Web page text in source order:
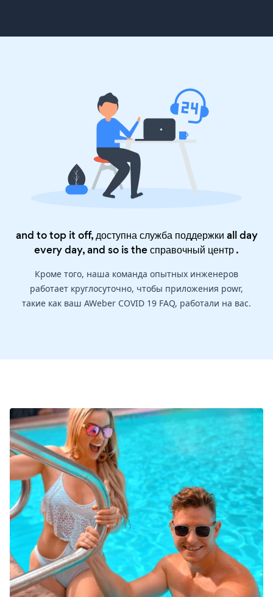
and to top it off, доступна служба поддержки all day
every day, and so is theсправочный центр.
Кроме того, наша команда опытных инженеров
работает круглосуточно, чтобы приложения powr,
такие как ваш AWeber COVID 19 FAQ, работали на вас.